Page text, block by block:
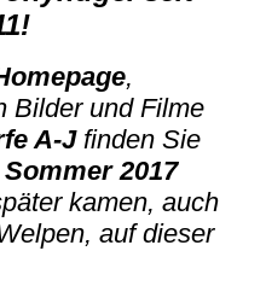
,
Bilder und Filme
A-Jfinden Sie
2017
kamen, auch
auf dieser